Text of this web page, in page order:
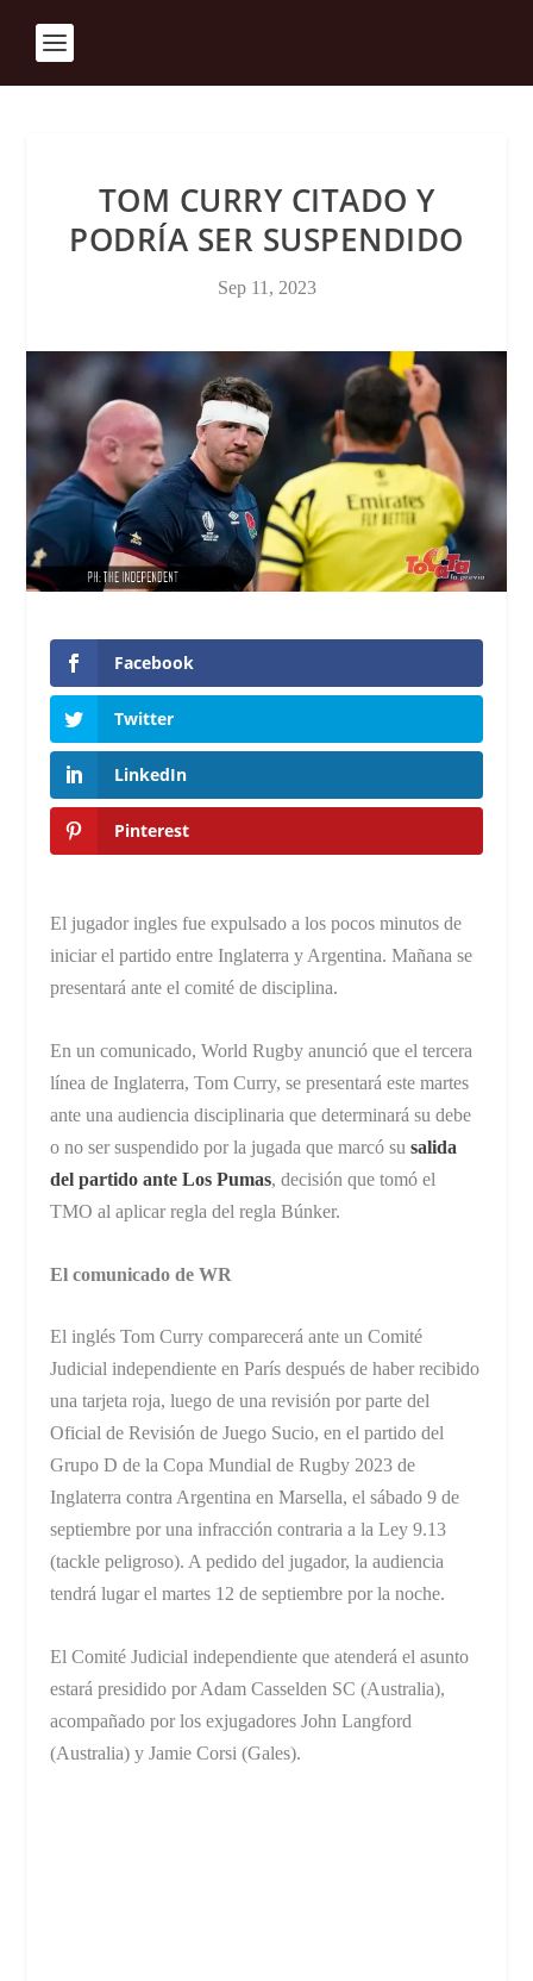
TOM CURRY CITADO Y
PODRÍA SER SUSPENDIDO
Sep 11, 2023
Facebook
Twitter
LinkedIn
Pinterest
El jugador ingles fue expulsado a los pocos minutos de
iniciar el partido entre Inglaterra y Argentina. Mañana se
presentará ante el comité de disciplina.
En un comunicado, World Rugby anunció que el tercera
línea de Inglaterra, Tom Curry, se presentará este martes
ante una audiencia disciplinaria que determinará su debe
o no ser suspendido por la jugada que marcó susalida
del partido ante Los Pumas, decisión que tomó el
TMO al aplicar regla del regla Búnker.
El comunicado de WR
El inglés Tom Curry comparecerá ante un Comité
Judicial independiente en París después de haber recibido
una tarjeta roja, luego de una revisión por parte del
Oficial de Revisión de Juego Sucio, en el partido del
Grupo D de la Copa Mundial de Rugby 2023 de
Inglaterra contra Argentina en Marsella, el sábado 9 de
septiembre por una infracción contraria a la Ley 9.13
(tackle peligroso). A pedido del jugador, la audiencia
tendrá lugar el martes 12 de septiembre por la noche.
El Comité Judicial independiente que atenderá el asunto
estará presidido por Adam Casselden SC (Australia),
acompañado por los exjugadores John Langford
(Australia) y Jamie Corsi (Gales).